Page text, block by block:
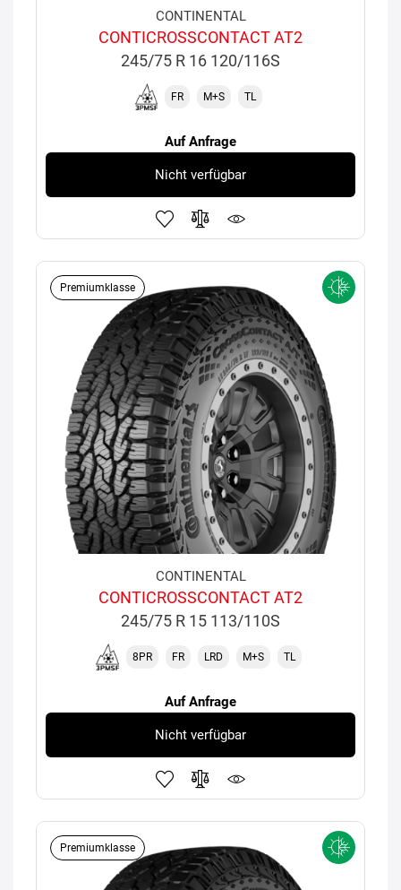
CONTINENTAL
CONTICROSSCONTACT AT2
245/75 R 16 120/116S
FR M+S TL
Auf Anfrage
Nicht verfügbar
Premiumklasse
CONTINENTAL
CONTICROSSCONTACT AT2
245/75 R 15 113/110S
8PR FR LRD M+S TL
Auf Anfrage
Nicht verfügbar
Premiumklasse